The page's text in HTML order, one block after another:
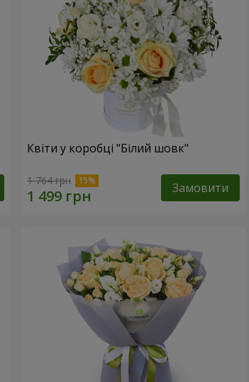
Квіти у коробці "Білий шовк"
1 764 грн Замовити